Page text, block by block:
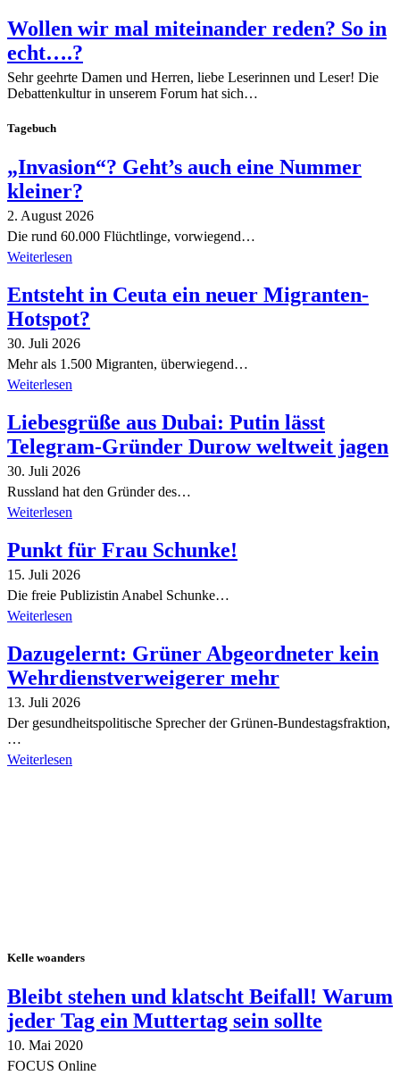
Wollen wir mal miteinander reden? So in
echt….?
Sehr geehrte Damen und Herren, liebe Leserinnen und Leser! Die
Debattenkultur in unserem Forum hat sich…
Tagebuch
„Invasion“? Geht’s auch eine Nummer
kleiner?
2. August 2026
Die rund 60.000 Flüchtlinge, vorwiegend…
Weiterlesen
Entsteht in Ceuta ein neuer Migranten-
Hotspot?
30. Juli 2026
Mehr als 1.500 Migranten, überwiegend…
Weiterlesen
Liebesgrüße aus Dubai: Putin lässt
Telegram-Gründer Durow weltweit jagen
30. Juli 2026
Russland hat den Gründer des…
Weiterlesen
Punkt für Frau Schunke!
15. Juli 2026
Die freie Publizistin Anabel Schunke…
Weiterlesen
Dazugelernt: Grüner Abgeordneter kein
Wehrdienstverweigerer mehr
13. Juli 2026
Der gesundheitspolitische Sprecher der Grünen-Bundestagsfraktion,
…
Weiterlesen
Kelle woanders
Bleibt stehen und klatscht Beifall! Warum
jeder Tag ein Muttertag sein sollte
10. Mai 2020
FOCUS Online